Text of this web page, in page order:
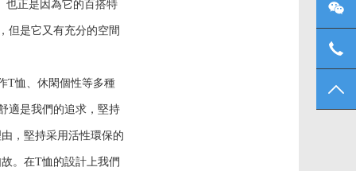
正是因為它的百搭特
但是它又有充分的空間
恤、休閑個性等多種
適是我們的追求，堅持
，堅持采用活性環保的
。在T恤的設計上我們
微